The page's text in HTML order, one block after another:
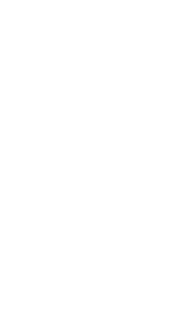
告
单食品（
重庆洁万家
合肥赶集网
成都装修
网
_
搜狐网
居装